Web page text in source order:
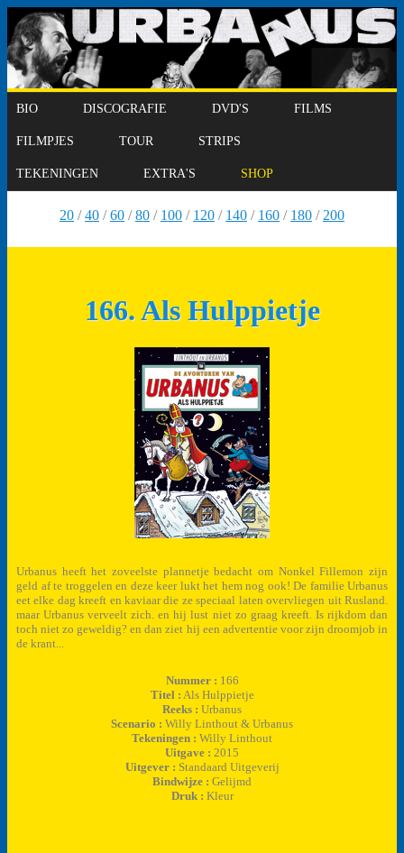
BIO DISCOGRAFIE DVD'S FILMS
FILMPJES TOUR STRIPS
TEKENINGEN EXTRA'S SHOP
20 /40 /60 /80 / 100 / 120 / 140 / 160 / 180 / 200
166. Als Hulppietje
Urbanus heeft het zoveelste plannetje bedacht om Nonkel Fillemon zijn
geld af te troggelen en deze keer lukt het hem nog ook! De familie Urbanus
eet elke dag kreeft en kaviaar die ze speciaal laten overvliegen uit Rusland.
maar Urbanus verveelt zich. en hij lust niet zo graag kreeft. Is rijkdom dan
toch niet zo geweldig? en dan ziet hij een advertentie voor zijn droomjob in
de krant...
Nummer : 166
Titel : Als Hulppietje
Reeks : Urbanus
Scenario : Willy Linthout & Urbanus
Tekeningen : Willy Linthout
Uitgave : 2015
Uitgever : Standaard Uitgeverij
Bindwijze : Gelijmd
Druk : Kleur